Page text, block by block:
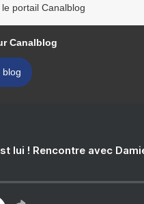
portail Canalblog
Canalblog
blog
lui ! Rencontre avec